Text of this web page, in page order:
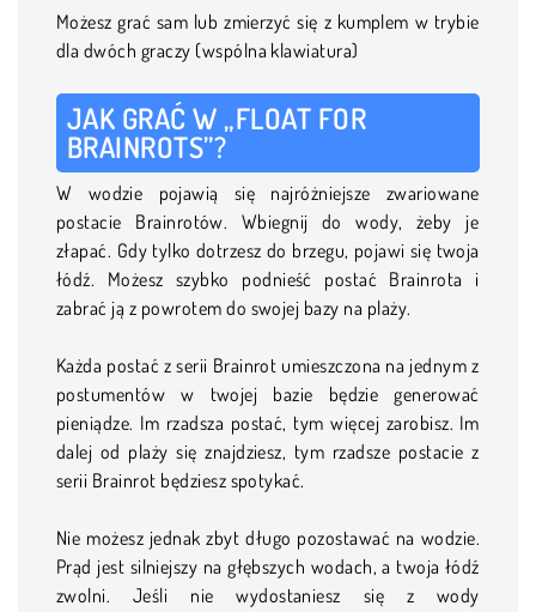
Możesz grać sam lub zmierzyć się z kumplem w trybie
dla dwóch graczy (wspólna klawiatura)
JAK GRAĆ W „FLOAT FOR
BRAINROTS”?
W wodzie pojawią się najróżniejsze zwariowane
postacie Brainrotów. Wbiegnij do wody, żeby je
złapać. Gdy tylko dotrzesz do brzegu, pojawi się twoja
łódź. Możesz szybko podnieść postać Brainrota i
zabrać ją z powrotem do swojej bazy na plaży.
Każda postać z serii Brainrot umieszczona na jednym z
postumentów w twojej bazie będzie generować
pieniądze. Im rzadsza postać, tym więcej zarobisz. Im
dalej od plaży się znajdziesz, tym rzadsze postacie z
serii Brainrot będziesz spotykać.
Nie możesz jednak zbyt długo pozostawać na wodzie.
Prąd jest silniejszy na głębszych wodach, a twoja łódź
zwolni. Jeśli nie wydostaniesz się z wody